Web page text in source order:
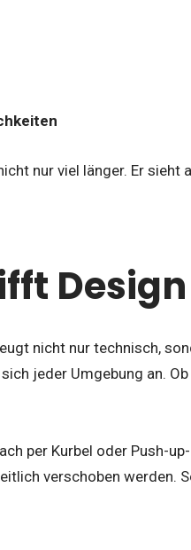
nur viel länger. Er
Design
nicht nur technisch,
jeder Umgebung an.
per Kurbel oder Push-
verschoben werden.